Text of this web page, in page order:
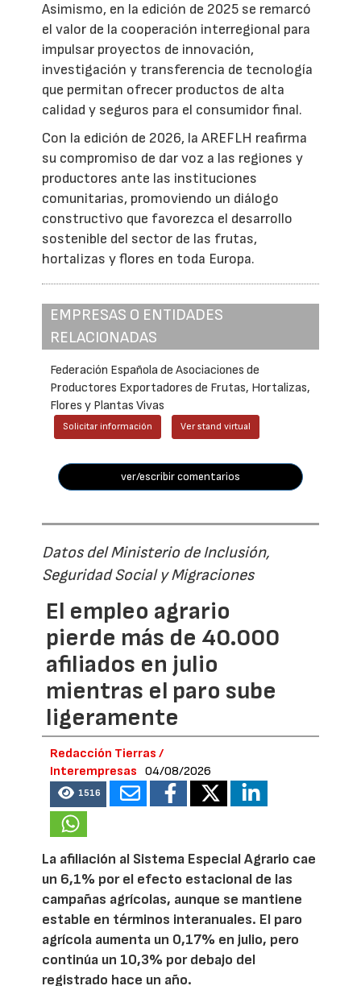
Asimismo, en la edición de 2025 se remarcó
el valor de la cooperación interregional para
impulsar proyectos de innovación,
investigación y transferencia de tecnología
que permitan ofrecer productos de alta
calidad y seguros para el consumidor final.
Con la edición de 2026, la AREFLH reafirma
su compromiso de dar voz a las regiones y
productores ante las instituciones
comunitarias, promoviendo un diálogo
constructivo que favorezca el desarrollo
sostenible del sector de las frutas,
hortalizas y flores en toda Europa.
EMPRESAS O ENTIDADES
RELACIONADAS
Federación Española de Asociaciones de
Productores Exportadores de Frutas, Hortalizas,
Flores y Plantas Vivas
Solicitar información Ver stand virtual
ver/escribir comentarios
Datos del Ministerio de Inclusión,
Seguridad Social y Migraciones
El empleo agrario
pierde más de 40.000
afiliados en julio
mientras el paro sube
ligeramente
Redacción Tierras /
Interempresas
04/08/2026
1516
La afiliación al Sistema Especial Agrario cae
un 6,1% por el efecto estacional de las
campañas agrícolas, aunque se mantiene
estable en términos interanuales. El paro
agrícola aumenta un 0,17% en julio, pero
continúa un 10,3% por debajo del
registrado hace un año.